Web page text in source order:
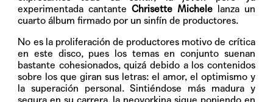
experimentada cantanteChrisette Michelelanza un
cuarto álbum firmado por un sinfín de productores.
No es la proliferación de productores motivo de crítica
en este disco, pues los temas en conjunto suenan
bastante cohesionados, quizá debido a los contenidos
sobre los que giran sus letras: el amor, el optimismo y
la superación personal. Sintiéndose más madura y
segura en su carrera, la neoyorkina sigue poniendo en